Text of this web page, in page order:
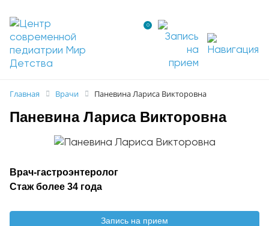
0
Главная Врачи Паневина Лариса Викторовна
Паневина Лариса Викторовна
Врач-гастроэнтеролог
Стаж более 34 года
Запись на прием